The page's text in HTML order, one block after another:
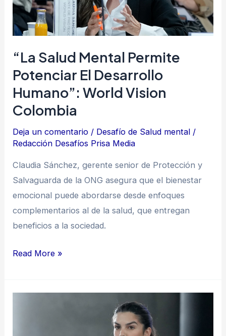
“La Salud Mental Permite
Potenciar El Desarrollo
Humano”: World Vision
Colombia
Deja un comentario / Desafío de Salud mental /
Redacción Desafíos Prisa Media
Claudia Sánchez, gerente senior de Protección y
Salvaguarda de la ONG asegura que el bienestar
emocional puede abordarse desde enfoques
complementarios al de la salud, que entregan
beneficios a la sociedad.
el
desarrollo
humano”:
World
Colombia
Read More »